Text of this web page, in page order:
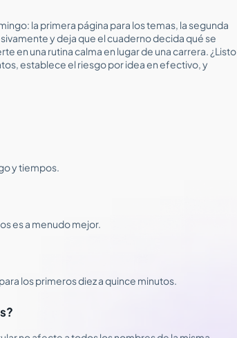
la primera página para los temas, la segunda
y deja que el cuaderno decida qué se
en una rutina calma en lugar de una carrera. ¿Listo
establece el riesgo por idea en efectivo, y
y tiempos.
es a menudo mejor.
los primeros diez a quince minutos.